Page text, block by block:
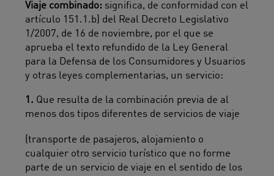
Viaje combinado: significa, de conformidad con el
artículo 151.1.b) del Real Decreto Legislativo
1/2007, de 16 de noviembre, por el que se
aprueba el texto refundido de la Ley General
para la Defensa de los Consumidores y Usuarios
y otras leyes complementarias, un servicio:
1. Que resulta de la combinación previa de al
menos dos tipos diferentes de servicios de viaje
(transporte de pasajeros, alojamiento o
cualquier otro servicio turístico que no forme
parte de un servicio de viaje en el sentido de los